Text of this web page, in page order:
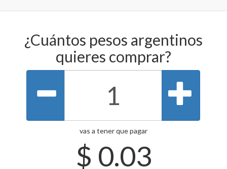
¿Cuántos pesos argentinos
quieres comprar?
vas a tener que pagar
$ 0.03